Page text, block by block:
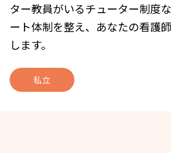
ター教員がいるチューター制度
ート体制を整え、あなたの看護
します。
私立